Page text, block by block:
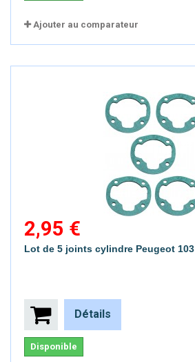
Ajouter au comparateur
2,95 €
Lot de 5 joints cylindre Peugeot 103
Détails
Disponible